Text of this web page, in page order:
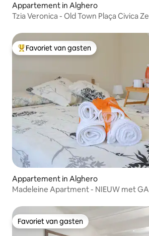
Appartement in Alghero
Tzia Veronica - Old Town Plaça Civica
Topfavoriet van gasten
Favoriet van gasten
Appartement in Alghero
Madeleine Apartment - NIEUW met
Favoriet van gasten
Favoriet van gasten